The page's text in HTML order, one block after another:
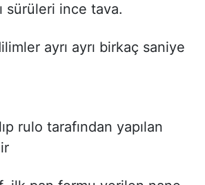
sürüleri ince tava.
ayrı ayrı birkaç saniye
rulo tarafından yapılan